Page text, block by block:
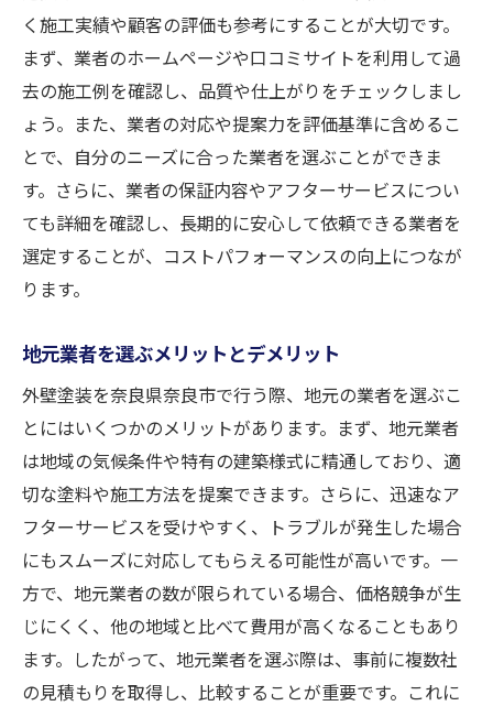
く施工実績や顧客の評価も参考にすることが大切です。
まず、業者のホームページや口コミサイトを利用して過
去の施工例を確認し、品質や仕上がりをチェックしまし
ょう。また、業者の対応や提案力を評価基準に含めるこ
とで、自分のニーズに合った業者を選ぶことができま
す。さらに、業者の保証内容やアフターサービスについ
ても詳細を確認し、長期的に安心して依頼できる業者を
選定することが、コストパフォーマンスの向上につなが
ります。
地元業者を選ぶメリットとデメリット
外壁塗装を奈良県奈良市で行う際、地元の業者を選ぶこ
とにはいくつかのメリットがあります。まず、地元業者
は地域の気候条件や特有の建築様式に精通しており、適
切な塗料や施工方法を提案できます。さらに、迅速なア
フターサービスを受けやすく、トラブルが発生した場合
にもスムーズに対応してもらえる可能性が高いです。一
方で、地元業者の数が限られている場合、価格競争が生
じにくく、他の地域と比べて費用が高くなることもあり
ます。したがって、地元業者を選ぶ際は、事前に複数社
の見積もりを取得し、比較することが重要です。これに